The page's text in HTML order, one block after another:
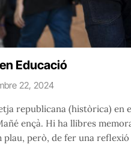
Educació
22, 2024
republicana (històrica) en
ençà. Hi ha llibres
plau, però, de fer una